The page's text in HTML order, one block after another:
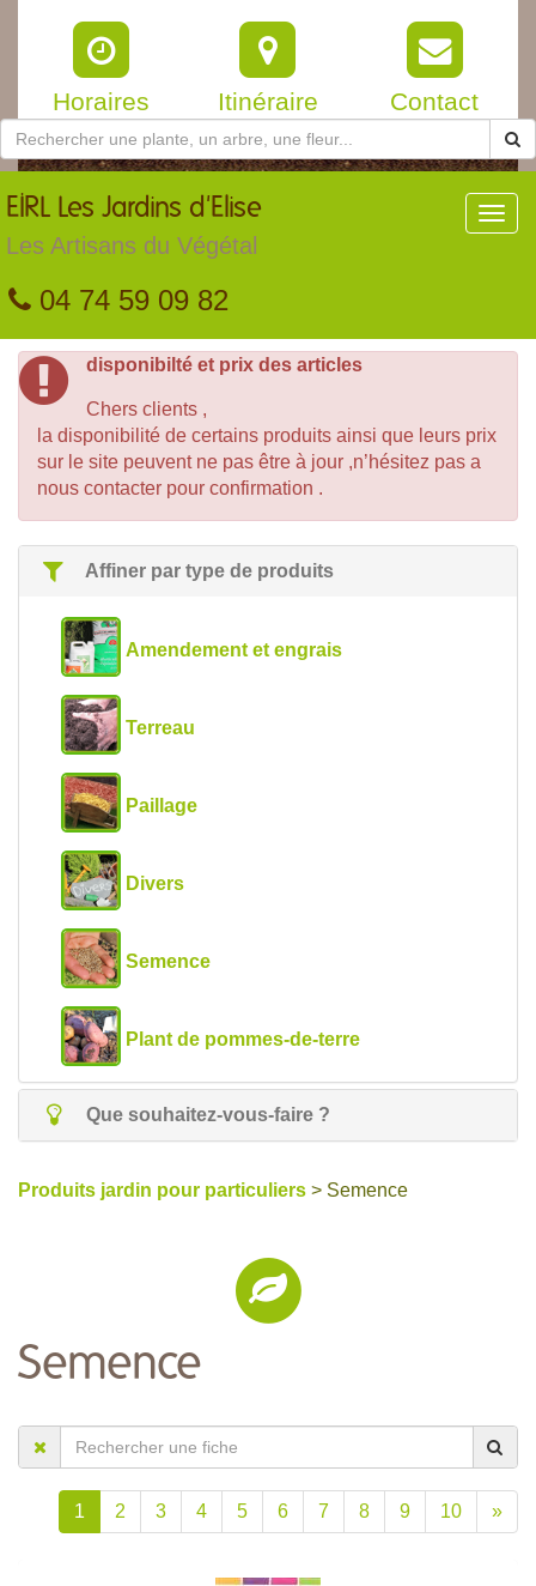
Horaires Itinéraire Contact
EIRL Les Jardins d'Elise
Les Artisans du Végétal
04 74 59 09 82
disponibilté et prix des articles
Chers clients ,
la disponibilité de certains produits ainsi que leurs prix
sur le site peuvent ne pas être à jour ,n’hésitez pas a
nous contacter pour confirmation .
Affiner par type de produits
Amendement et engrais
Terreau
Paillage
Divers
Semence
Plant de pommes-de-terre
Que souhaitez-vous-faire ?
Produits jardin pour particuliers > Semence
Semence
1 2 3 4 5 6 7 8 9 10 »